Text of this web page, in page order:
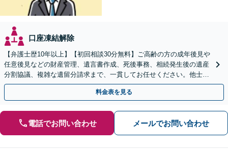
口座凍結解除
【弁護士歴10年以上】【初回相談30分無料】ご高齢の方の成年後見や
任意後見などの財産管理、遺言書作成、死後事務、相続発生後の遺産
分割協議、複雑な遺留分請求まで、一貫してお任せください。他士業
との連携力を活かした最適解の追求【WEB面談対応】
料金表を見る
電話でお問い合わせ メールでお問い合わせ